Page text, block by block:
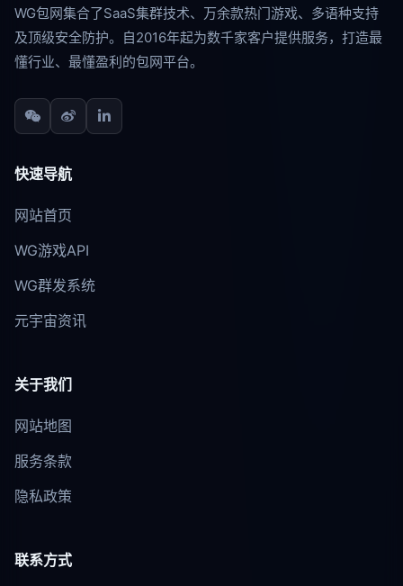
WG包网集合了SaaS集群技术、万余款热门游戏、多语种支持
及顶级安全防护。自2016年起为数千家客户提供服务，打造最
懂行业、最懂盈利的包网平台。
快速导航
网站首页
WG游戏API
WG群发系统
元宇宙资讯
关于我们
网站地图
服务条款
隐私政策
联系方式